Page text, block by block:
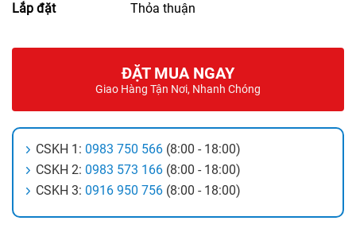
Lắp đặt
Thỏa thuận
ĐẶT MUA NGAY
Giao Hàng Tận Nơi, Nhanh Chóng
CSKH 1: 0983 750 566 (8:00 - 18:00)
CSKH 2: 0983 573 166 (8:00 - 18:00)
CSKH 3: 0916 950 756 (8:00 - 18:00)